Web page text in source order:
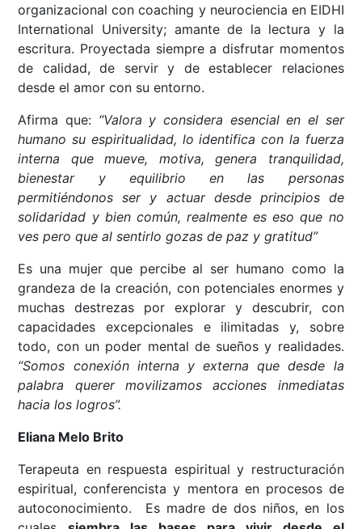
organizacional con coaching y neurociencia en EIDHI
International University; amante de la lectura y la
escritura. Proyectada siempre a disfrutar momentos
de calidad, de servir y de establecer relaciones
desde el amor con su entorno.
Afirma que: “Valora y considera esencial en el ser
humano su espiritualidad, lo identifica con la fuerza
interna que mueve, motiva, genera tranquilidad,
bienestar y equilibrio en las personas
permitiéndonos ser y actuar desde principios de
solidaridad y bien común, realmente es eso que no
ves pero que al sentirlo gozas de paz y gratitud”
Es una mujer que percibe al ser humano como la
grandeza de la creación, con potenciales enormes y
muchas destrezas por explorar y descubrir, con
capacidades excepcionales e ilimitadas y, sobre
todo, con un poder mental de sueños y realidades.
“Somos conexión interna y externa que desde la
palabra querer movilizamos acciones inmediatas
hacia los logros”.
Eliana Melo Brito
Terapeuta en respuesta espiritual y restructuración
espiritual, conferencista y mentora en procesos de
autoconocimiento. Es madre de dos niños, en los